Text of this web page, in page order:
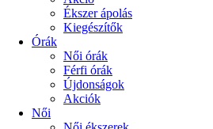
Ékszer ápolás
Kiegészítők
Órák
Női órák
Férfi órák
Újdonságok
Akciók
Női